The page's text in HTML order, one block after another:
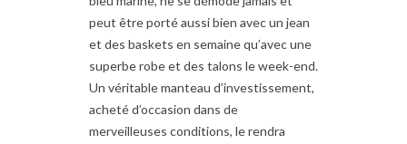
peut être porté aussi bien avec un jean
et des baskets en semaine qu’avec une
superbe robe et des talons le week-end.
Un véritable manteau d’investissement,
acheté d’occasion dans de
merveilleuses conditions, le rendra